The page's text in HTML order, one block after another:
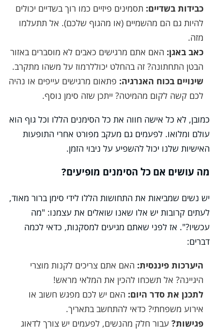
כבידות בשדיים: תסמינים פיזיים כמו רוך בשדיים יכולים
להיות גם הם מהשמיים (או מהגוף שלכם). אל תתעלמו
מזה.
כאב באגן: האם אתם מרגישים כאבים לא מוסברים באזור
הבטן התחתונה? זה בהחלט יכוללרמוז על משהו מתקרב.
שינויים בכוח האנרגיה: פתאום מרגישים עייפים או נהיה
לכם קשה לקום מהמיטה? ייתכן שזה סימן נוסף.
כמובן, לא כל אישה חווה את כל הסימנים הללו וכל גוף הוא
עולם ומלואו. לפעמים גם מעקב מפורט אחרי התופעות
האישיות שלנו יכול להשפיע על ניבוי הזמן.
מה עושים אם כל הסימנים מופיעים?
יש נשים שמביאות את התחושות הללו לידי סימן ברור מאוד,
לעתים קרובות יש אלו שאנו שואלים את עצמנו: "מה
עכשיו?". אז לפני שאתם מגיעים למסקנות, כדאי לכמה
דברים:
היערכות פיננסית: האם אתם צריכים לקנות מוצרי
היגיינה? אל תשכחו להכין את המלאי מראש!
לתכנן את סדר היום: האם יש לכם מפגש חשוב או
אירוע משפחתי? כדאי להתחשב בתאריך.
פגישות? עבור חלק מהנשים, לפעמים יש צורך לדאוג